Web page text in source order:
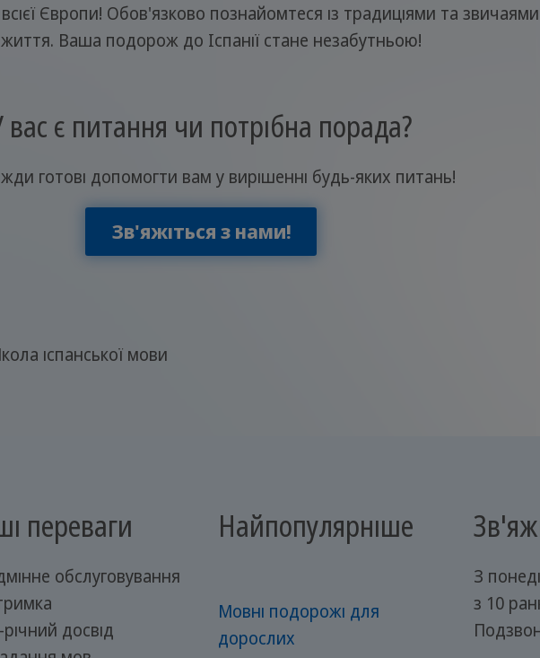
Європи! Обов'язково познайомтеся із традиціями та звичаями
Ваша подорож до Іспанії стане незабутньою!
вас є питання чи потрібна порада?
готові допомогти вам у вирішенні будь-яких питань!
Зв'яжіться з нами!
іспанської мови
переваги
обслуговування
досвід
Найпопулярніше
Мовні подорожі для
дорослих
З
з 10